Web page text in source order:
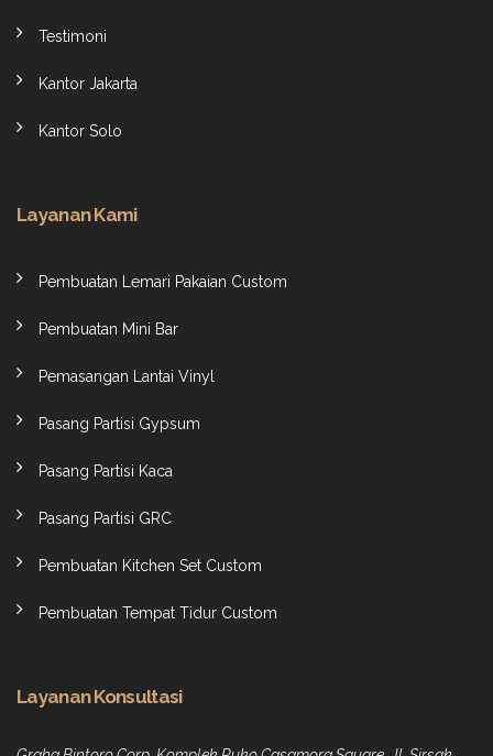
Testimoni
Kantor Jakarta
Kantor Solo
Layanan Kami
Pembuatan Lemari Pakaian Custom
Pembuatan Mini Bar
Pemasangan Lantai Vinyl
Pasang Partisi Gypsum
Pasang Partisi Kaca
Pasang Partisi GRC
Pembuatan Kitchen Set Custom
Pembuatan Tempat Tidur Custom
Layanan Konsultasi